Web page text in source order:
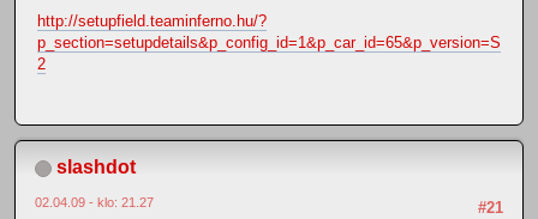
http://setupfield.teaminferno.hu/?
p_section=setupdetails&p_config_id=1&p_car_id=65&p_version=S
2
slashdot
#21
02.04.09 - klo: 21.27